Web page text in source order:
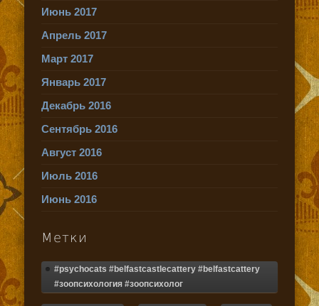
Июнь 2017
Апрель 2017
Март 2017
Январь 2017
Декабрь 2016
Сентябрь 2016
Август 2016
Июль 2016
Июнь 2016
Метки
#psychocats #belfastcastlecattery #belfastcattery
#зоопсихология #зоопсихолог